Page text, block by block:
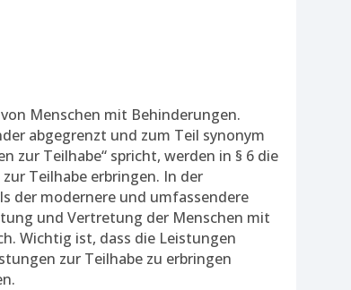
von Menschen mit Behinderungen.
abgegrenzt und zum Teil synonym
zur Teilhabe“ spricht, werden in § 6 die
Teilhabe erbringen. In der
der modernere und umfassendere
und Vertretung der Menschen mit
Wichtig ist, dass die Leistungen
zur Teilhabe zu erbringen